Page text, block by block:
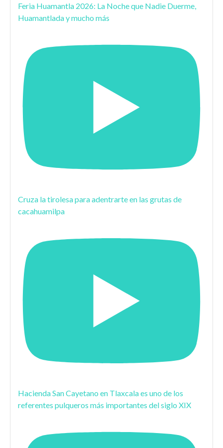
Feria Huamantla 2026: La Noche que Nadie Duerme,
Huamantlada y mucho más
Cruza la tirolesa para adentrarte en las grutas de
cacahuamilpa
Hacienda San Cayetano en Tlaxcala es uno de los
referentes pulqueros más importantes del siglo XIX